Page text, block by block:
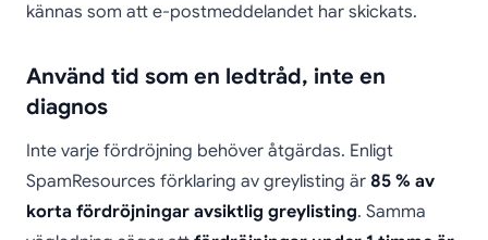
kännas som att e-postmeddelandet har skickats.
Använd tid som en ledtråd, inte en
diagnos
Inte varje fördröjning behöver åtgärdas. Enligt
SpamResources förklaring av greylisting är 85 % av
korta fördröjningar avsiktlig greylisting. Samma